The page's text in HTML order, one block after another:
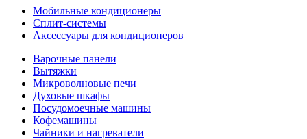
Мобильные кондиционеры
Сплит-системы
Аксессуары для кондиционеров
Варочные панели
Вытяжки
Микроволновые печи
Духовые шкафы
Посудомоечные машины
Кофемашины
Чайники и нагреватели